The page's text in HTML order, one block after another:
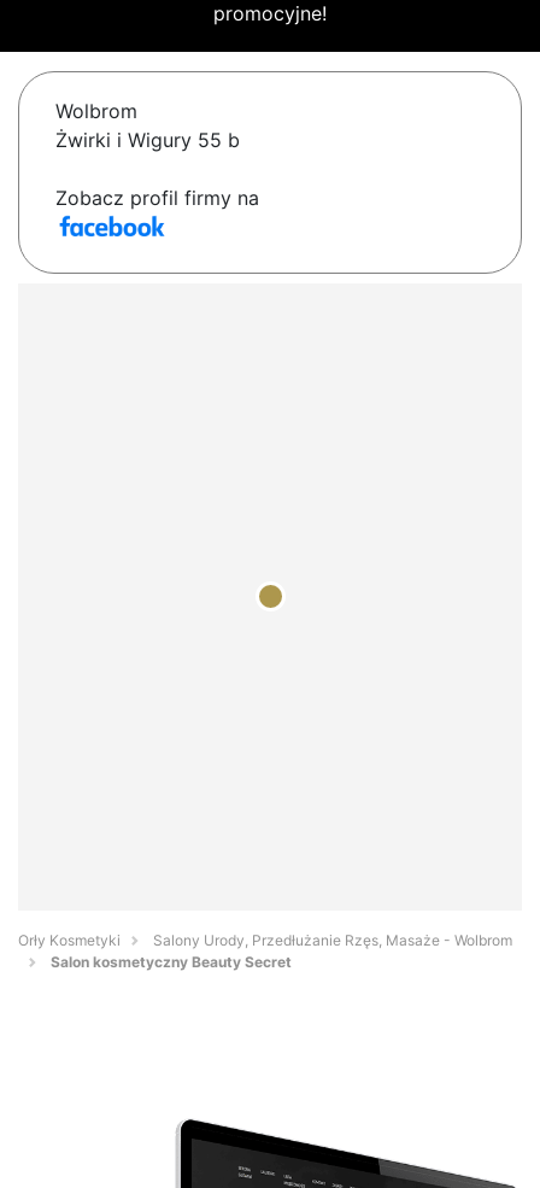
promocyjne!
Wolbrom
Żwirki i Wigury 55 b
Zobacz profil firmy na
Orły Kosmetyki
Salony Urody, Przedłużanie Rzęs, Masaże - Wolbrom
Salon kosmetyczny Beauty Secret